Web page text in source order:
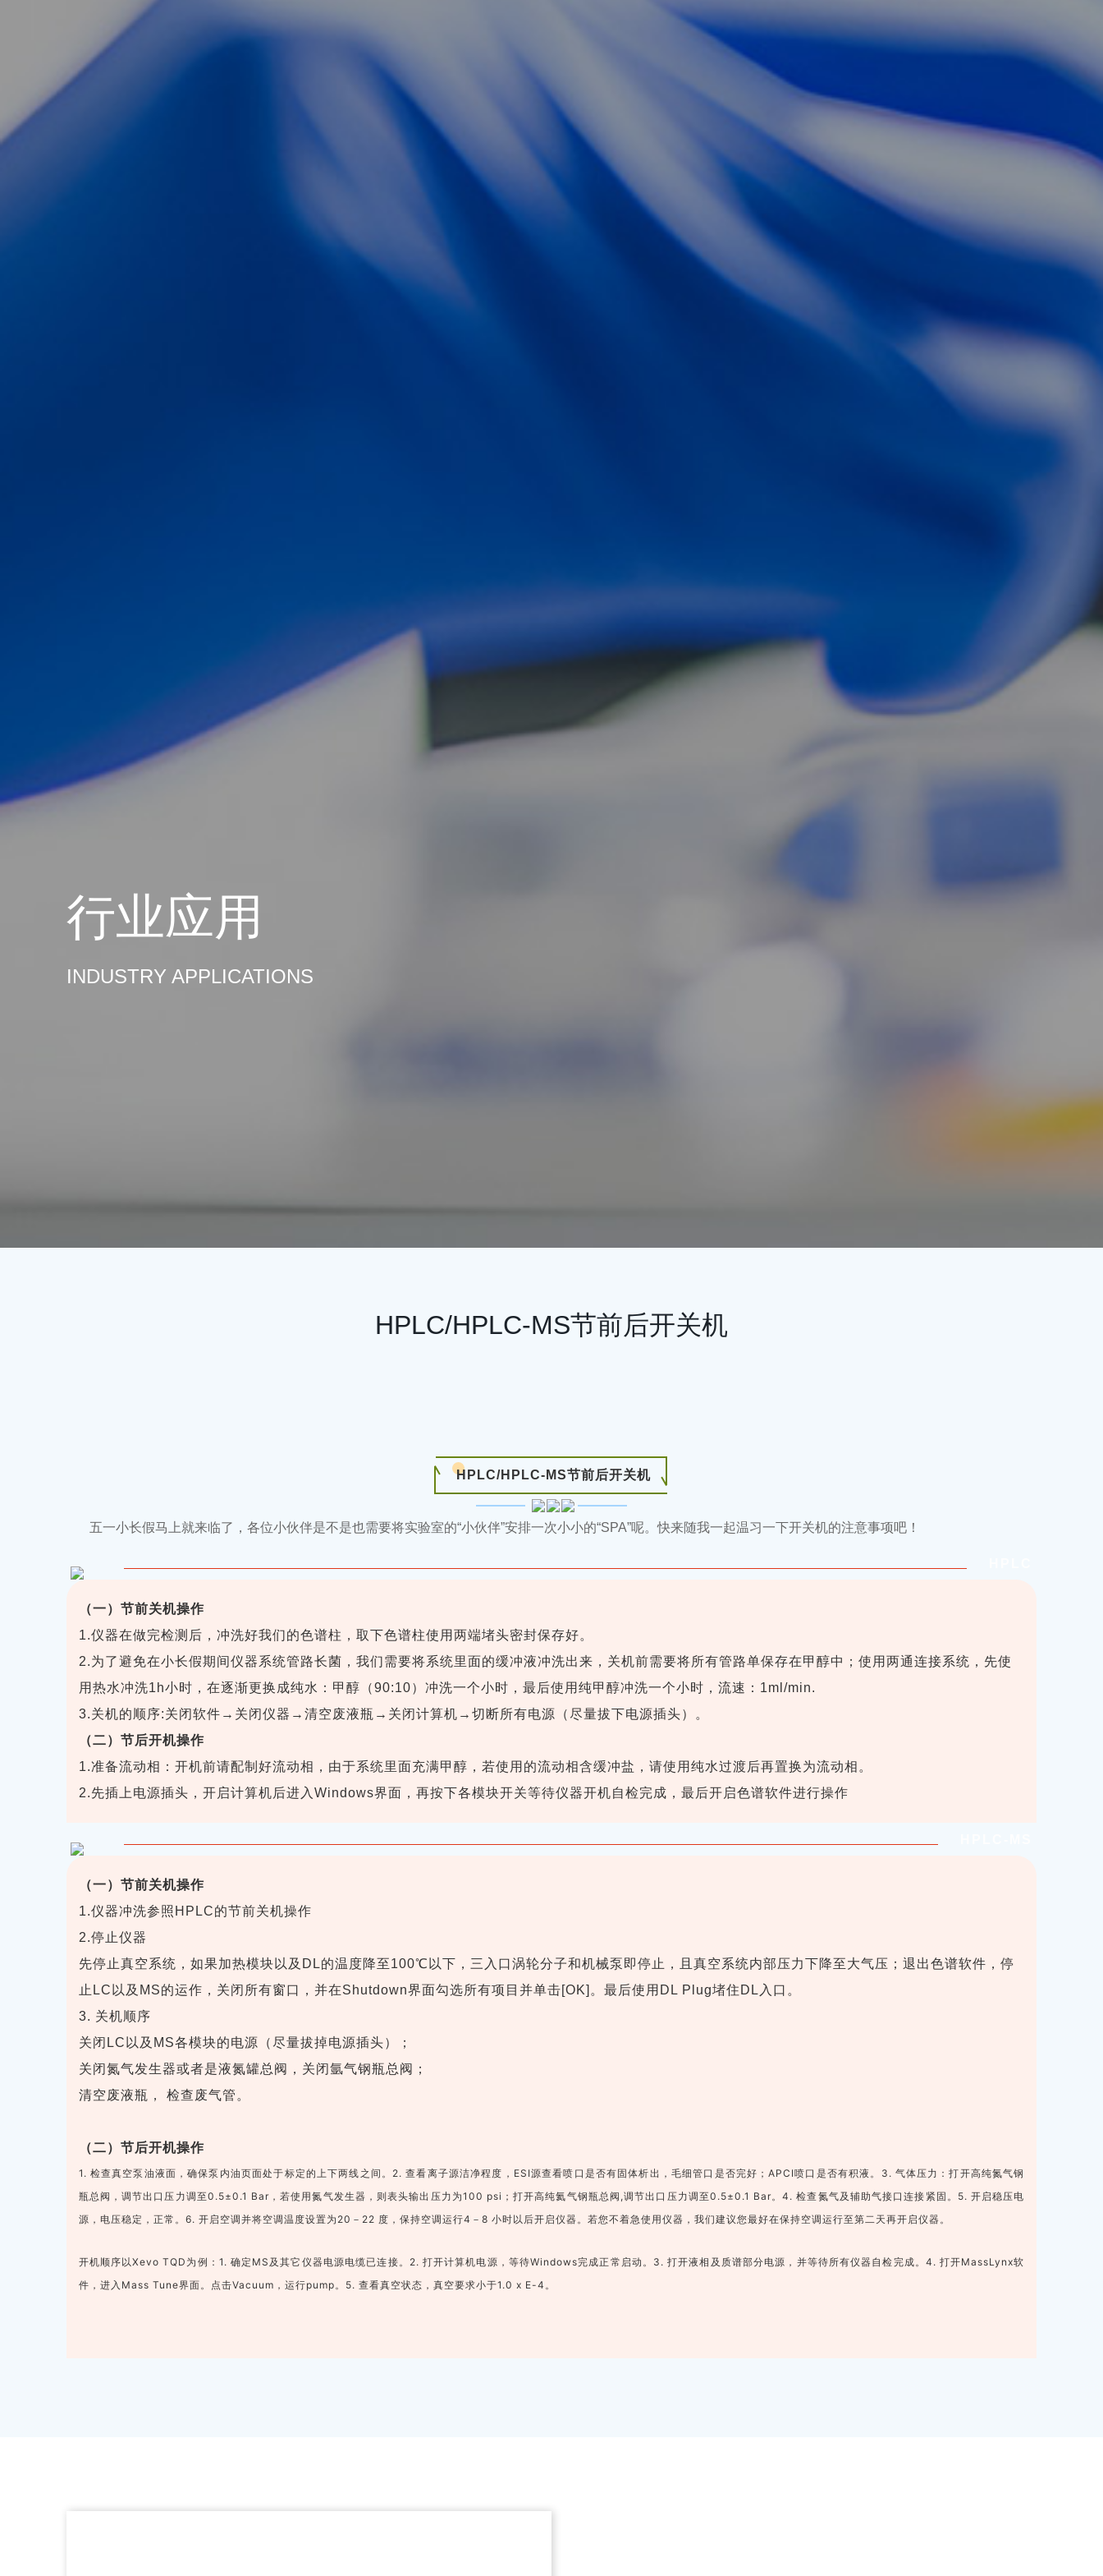
行业应用
INDUSTRY APPLICATIONS
HPLC/HPLC-MS节前后开关机
HPLC/HPLC-MS节前后开关机
五一小长假马上就来临了，各位小伙伴是不是也需要将实验室的“小伙伴”安排一次小小的“SPA”呢。快来随我一起温习一下开关机的注意事项吧！
（一）节前关机操作
1.仪器在做完检测后，冲洗好我们的色谱柱，取下色谱柱使用两端堵头密封保存好。
2.为了避免在小长假期间仪器系统管路长菌，我们需要将系统里面的缓冲液冲洗出来，关机前需要将所有管路单保存在甲醇中；使用两通连接系统，先使
用热水冲洗1h小时，在逐渐更换成纯水：甲醇（90:10）冲洗一个小时，最后使用纯甲醇冲洗一个小时，流速：1ml/min.
3.关机的顺序:关闭软件→关闭仪器→清空废液瓶→关闭计算机→切断所有电源（尽量拔下电源插头）。
（二）节后开机操作
1.准备流动相：开机前请配制好流动相，由于系统里面充满甲醇，若使用的流动相含缓冲盐，请使用纯水过渡后再置换为流动相。
2.先插上电源插头，开启计算机后进入Windows界面，再按下各模块开关等待仪器开机自检完成，最后开启色谱软件进行操作
（一）节前关机操作
1.仪器冲洗参照HPLC的节前关机操作
2.停止仪器
先停止真空系统，如果加热模块以及DL的温度降至100℃以下，三入口涡轮分子和机械泵即停止，且真空系统内部压力下降至大气压；退出色谱软件，停
止LC以及MS的运作，关闭所有窗口，并在Shutdown界面勾选所有项目并单击[OK]。最后使用DL Plug堵住DL入口。
3. 关机顺序
关闭LC以及MS各模块的电源（尽量拔掉电源插头）；
关闭氮气发生器或者是液氮罐总阀，关闭氩气钢瓶总阀；
清空废液瓶， 检查废气管。
（二）节后开机操作
1. 检查真空泵油液面，确保泵内油页面处于标定的上下两线之间。2. 查看离子源洁净程度，ESI源查看喷口是否有固体析出，毛细管口是否完好；APCI喷口是否有积液。3. 气体压力：打开高纯氮气钢
瓶总阀，调节出口压力调至0.5±0.1 Bar，若使用氮气发生器，则表头输出压力为100 psi；打开高纯氦气钢瓶总阀,调节出口压力调至0.5±0.1 Bar。4. 检查氮气及辅助气接口连接紧固。5. 开启稳压电
源，电压稳定，正常。6. 开启空调并将空调温度设置为20－22 度，保持空调运行4－8 小时以后开启仪器。若您不着急使用仪器，我们建议您最好在保持空调运行至第二天再开启仪器。
开机顺序以Xevo TQD为例： 1. 确定MS及其它仪器电源电缆已连接。 2. 打开计算机电源，等待Windows完成正常启动。 3. 打开液相及质谱部分电源，并等待所有仪器自检完成。 4. 打开MassLynx软
件，进入Mass Tune界面。点击Vacuum，运行pump。 5. 查看真空状态，真空要求小于1.0 x E-4。